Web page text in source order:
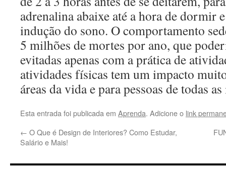
adrenalina abaixe até a hora de dormir
indução do sono. O comportamento
5 milhões de mortes por ano, que
evitadas apenas com a prática de
atividades físicas tem um impacto
áreas da vida e para pessoas de todas
Esta entrada foi publicada em Aprenda. Adicione o link
← O Que é Design de Interiores? Como Estudar,
Salário e Mais!